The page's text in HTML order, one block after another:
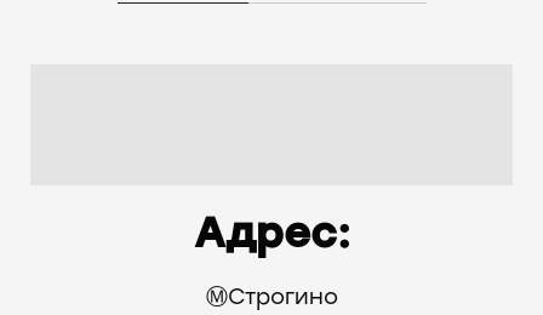
Адрес:
Ⓜ️Строгино